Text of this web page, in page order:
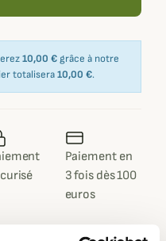
10,00 € grâce à notre
totalisera10,00 €.
Paiement en
3 fois dès 100
euros